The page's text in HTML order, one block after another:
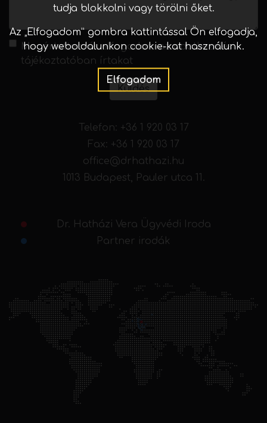
tudja blokkolni vagy törölni őket.
Az „Elfogadom” gombra kattintással Ön elfogadja,
hogy weboldalunkon cookie-kat használunk.
Elfogadom
Megértettem és elfogadom azadatkezelési
tájékoztatóban írtakat
Küldés
Telefon: +36 1 920 03 17
Fax: +36 1 920 03 17
office@drhathazi.hu
1013 Budapest, Pauler utca 11.
Dr. Hatházi Vera Ügyvédi Iroda
Partner irodák